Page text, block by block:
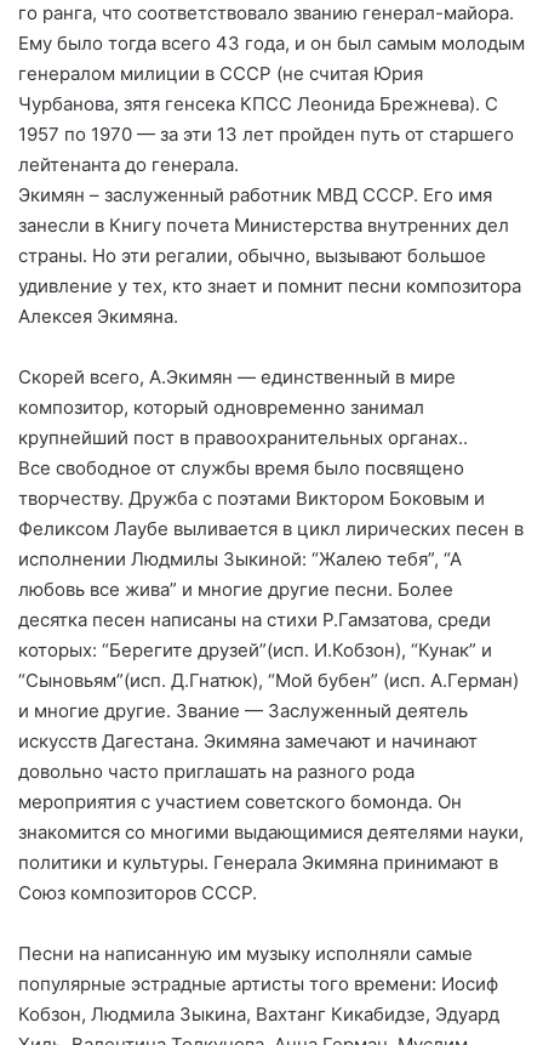
го ранга, что соответствовало званию генерал-майора.
Ему было тогда всего 43 года, и он был самым молодым
генералом милиции в СССР (не считая Юрия
Чурбанова, зятя генсека КПСС Леонида Брежнева). С
1957 по 1970 — за эти 13 лет пройден путь от старшего
лейтенанта до генерала.
Экимян – заслуженный работник МВД СССР. Его имя
занесли в Книгу почета Министерства внутренних дел
страны. Но эти регалии, обычно, вызывают большое
удивление у тех, кто знает и помнит песни композитора
Алексея Экимяна.
Скорей всего, А.Экимян — единственный в мире
композитор, который одновременно занимал
крупнейший пост в правоохранительных органах..
Все свободное от службы время было посвящено
творчеству. Дружба с поэтами Виктором Боковым и
Феликсом Лаубе выливается в цикл лирических песен в
исполнении Людмилы Зыкиной: “Жалею тебя”, “А
любовь все жива” и многие другие песни. Более
десятка песен написаны на стихи Р.Гамзатова, среди
которых: “Берегите друзей”(исп. И.Кобзон), “Кунак” и
“Сыновьям”(исп. Д.Гнатюк), “Мой бубен” (исп. А.Герман)
и многие другие. Звание — Заслуженный деятель
искусств Дагестана. Экимяна замечают и начинают
довольно часто приглашать на разного рода
мероприятия с участием советского бомонда. Он
знакомится со многими выдающимися деятелями науки,
политики и культуры. Генерала Экимяна принимают в
Союз композиторов СССР.
Песни на написанную им музыку исполняли самые
популярные эстрадные артисты того времени: Иосиф
Кобзон, Людмила Зыкина, Вахтанг Кикабидзе, Эдуард